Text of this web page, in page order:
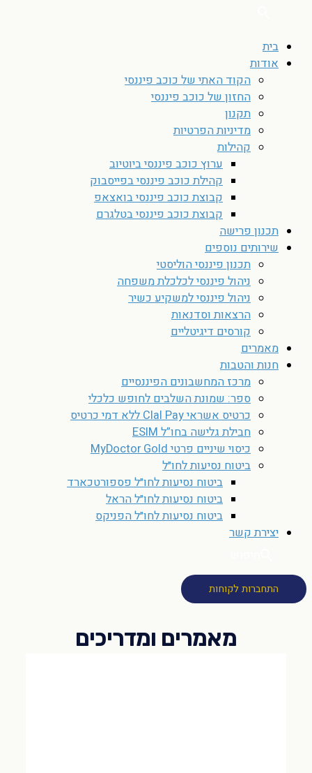
בית
אודות
הקוד האתי של כוכב פיננסי
החזון של כוכב פיננסי
תקנון
מדיניות הפרטיות
קהילות
ערוץ כוכב פיננסי ביוטיוב
קהילת כוכב פיננסי בפייסבוק
קבוצת כוכב פיננסי בואצאפ
קבוצת כוכב פיננסי בטלגרם
תכנון פרישה
שירותים נוספים
תכנון פיננסי הוליסטי
ניהול פיננסי לכלכלת משפחה
ניהול פיננסי למשקיע כשיר
הרצאות וסדנאות
קורסים דיגיטליים
מאמרים
חנות והטבות
מרכז המחשבונים הפיננסיים
ספר: שמונת השלבים לחופש כלכלי
כרטיס אשראי Clal Pay ללא דמי כרטיס
חבילת גלישה בחו”ל ESIM
כיסוי שיניים פרטי MyDoctor Gold
ביטוח נסיעות לחו״ל
ביטוח נסיעות לחו״ל פספורטכארד
ביטוח נסיעות לחו״ל הראל
ביטוח נסיעות לחו״ל הפניקס
יצירת קשר
התחברות לקוחות